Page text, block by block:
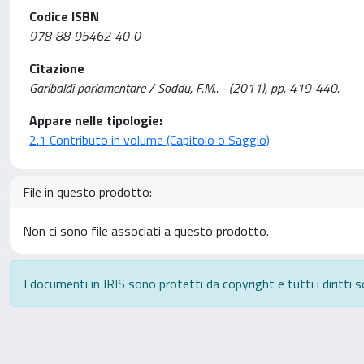
Codice ISBN
978-88-95462-40-0
Citazione
Garibaldi parlamentare / Soddu, F.M.. - (2011), pp. 419-440.
Appare nelle tipologie:
2.1 Contributo in volume (Capitolo o Saggio)
File in questo prodotto:
Non ci sono file associati a questo prodotto.
I documenti in IRIS sono protetti da copyright e tutti i diritti